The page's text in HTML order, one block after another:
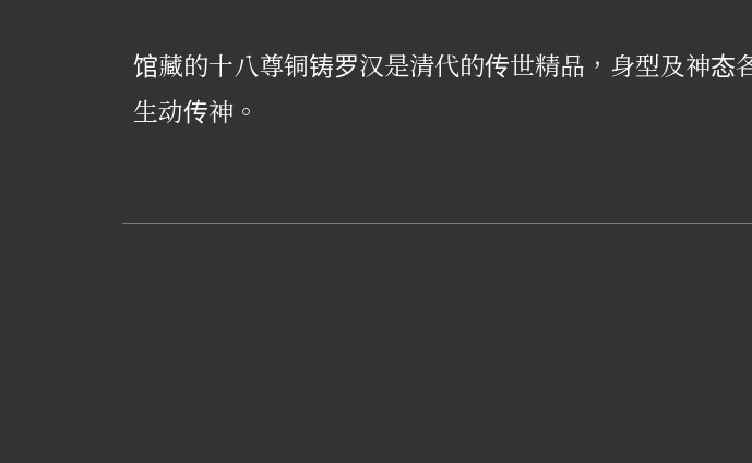
馆藏的十八尊铜铸罗汉是清代的传世精品，身型及神态
生动传神。